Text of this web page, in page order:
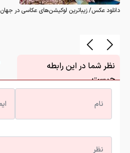
دانلود عکس/ زیباترین لوکیشن‌های عکاسی در جهان
نظر شما در این رابطه
چیست